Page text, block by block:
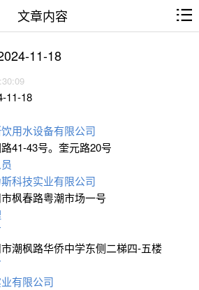
文章内容
11-18
11-18
用水设备有限公司
41-43号。奎元路20号
科技实业有限公司
枫春路粤潮市场一号
潮枫路华侨中学东侧二梯四-五楼
有限公司